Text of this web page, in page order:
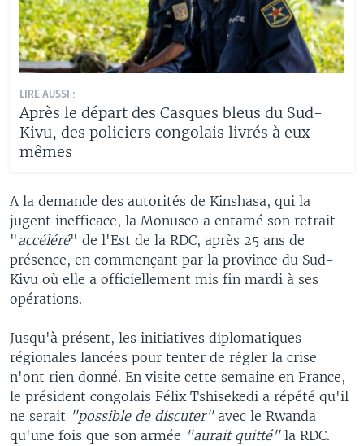
LIRE AUSSI :
Après le départ des Casques bleus du Sud-
Kivu, des policiers congolais livrés à eux-
mêmes
A la demande des autorités de Kinshasa, qui la
jugent inefficace, la Monusco a entamé son retrait
"accéléré" de l'Est de la RDC, après 25 ans de
présence, en commençant par la province du Sud-
Kivu où elle a officiellement mis fin mardi à ses
opérations.
Jusqu'à présent, les initiatives diplomatiques
régionales lancées pour tenter de régler la crise
n'ont rien donné. En visite cette semaine en France,
le président congolais Félix Tshisekedi a répété qu'il
ne serait "possible de discuter"avec le Rwanda
qu'une fois que son armée "aurait quitté"la RDC.